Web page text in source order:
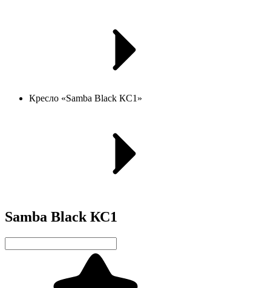
Кресло «Samba Black КС1»
Samba Black КС1